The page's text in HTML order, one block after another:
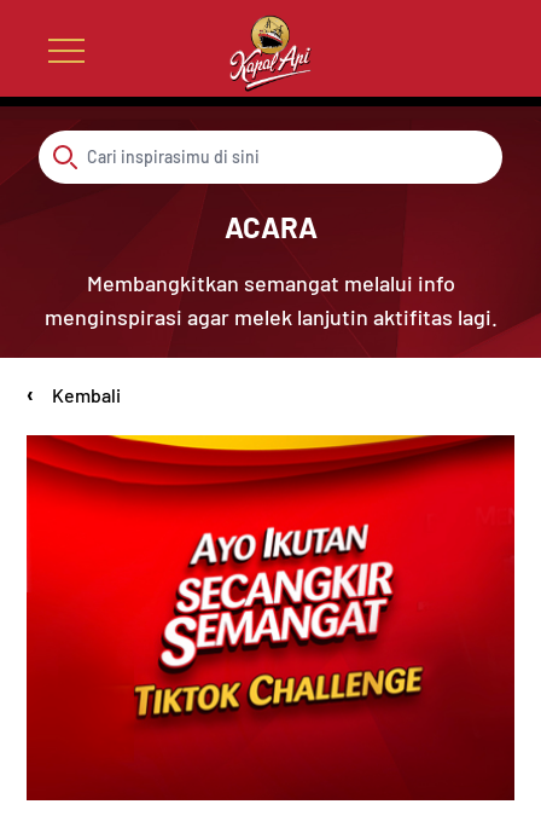
ACARA
Membangkitkan semangat melalui info
menginspirasi agar melek lanjutin aktifitas lagi.
‹ Kembali